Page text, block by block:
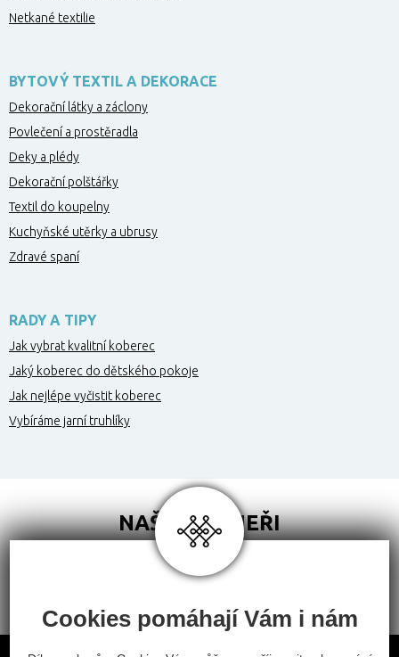
Netkané textilie
BYTOVÝ TEXTIL A DEKORACE
Dekorační látky a záclony
Povlečení a prostěradla
Deky a plédy
Dekorační polštářky
Textil do koupelny
Kuchyňské utěrky a ubrusy
Zdravé spaní
RADY A TIPY
Jak vybrat kvalitní koberec
Jaký koberec do dětského pokoje
Jak nejlépe vyčistit koberec
Vybíráme jarní truhlíky
NAŠI PARTNEŘI
Cookies pomáhají Vám i nám